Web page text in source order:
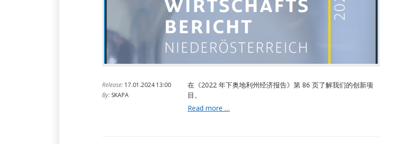
续
推
广
Release: 17.01.2024 13:00
By: SKAPA
在《2022 年下奥地利州经济报告》第 86 页了解我们的创新项
目。
Read more …